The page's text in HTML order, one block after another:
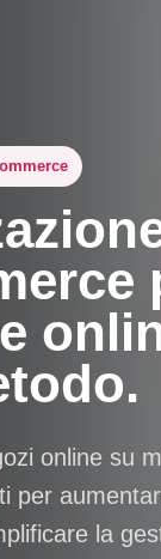
online su
per
la